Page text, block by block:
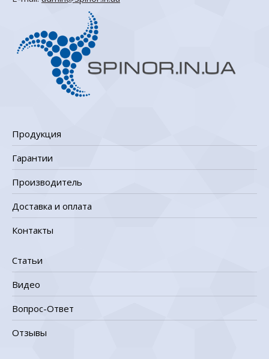
Продукция
Гарантии
Производитель
Доставка и оплата
Контакты
Статьи
Видео
Вопрос-Ответ
Отзывы